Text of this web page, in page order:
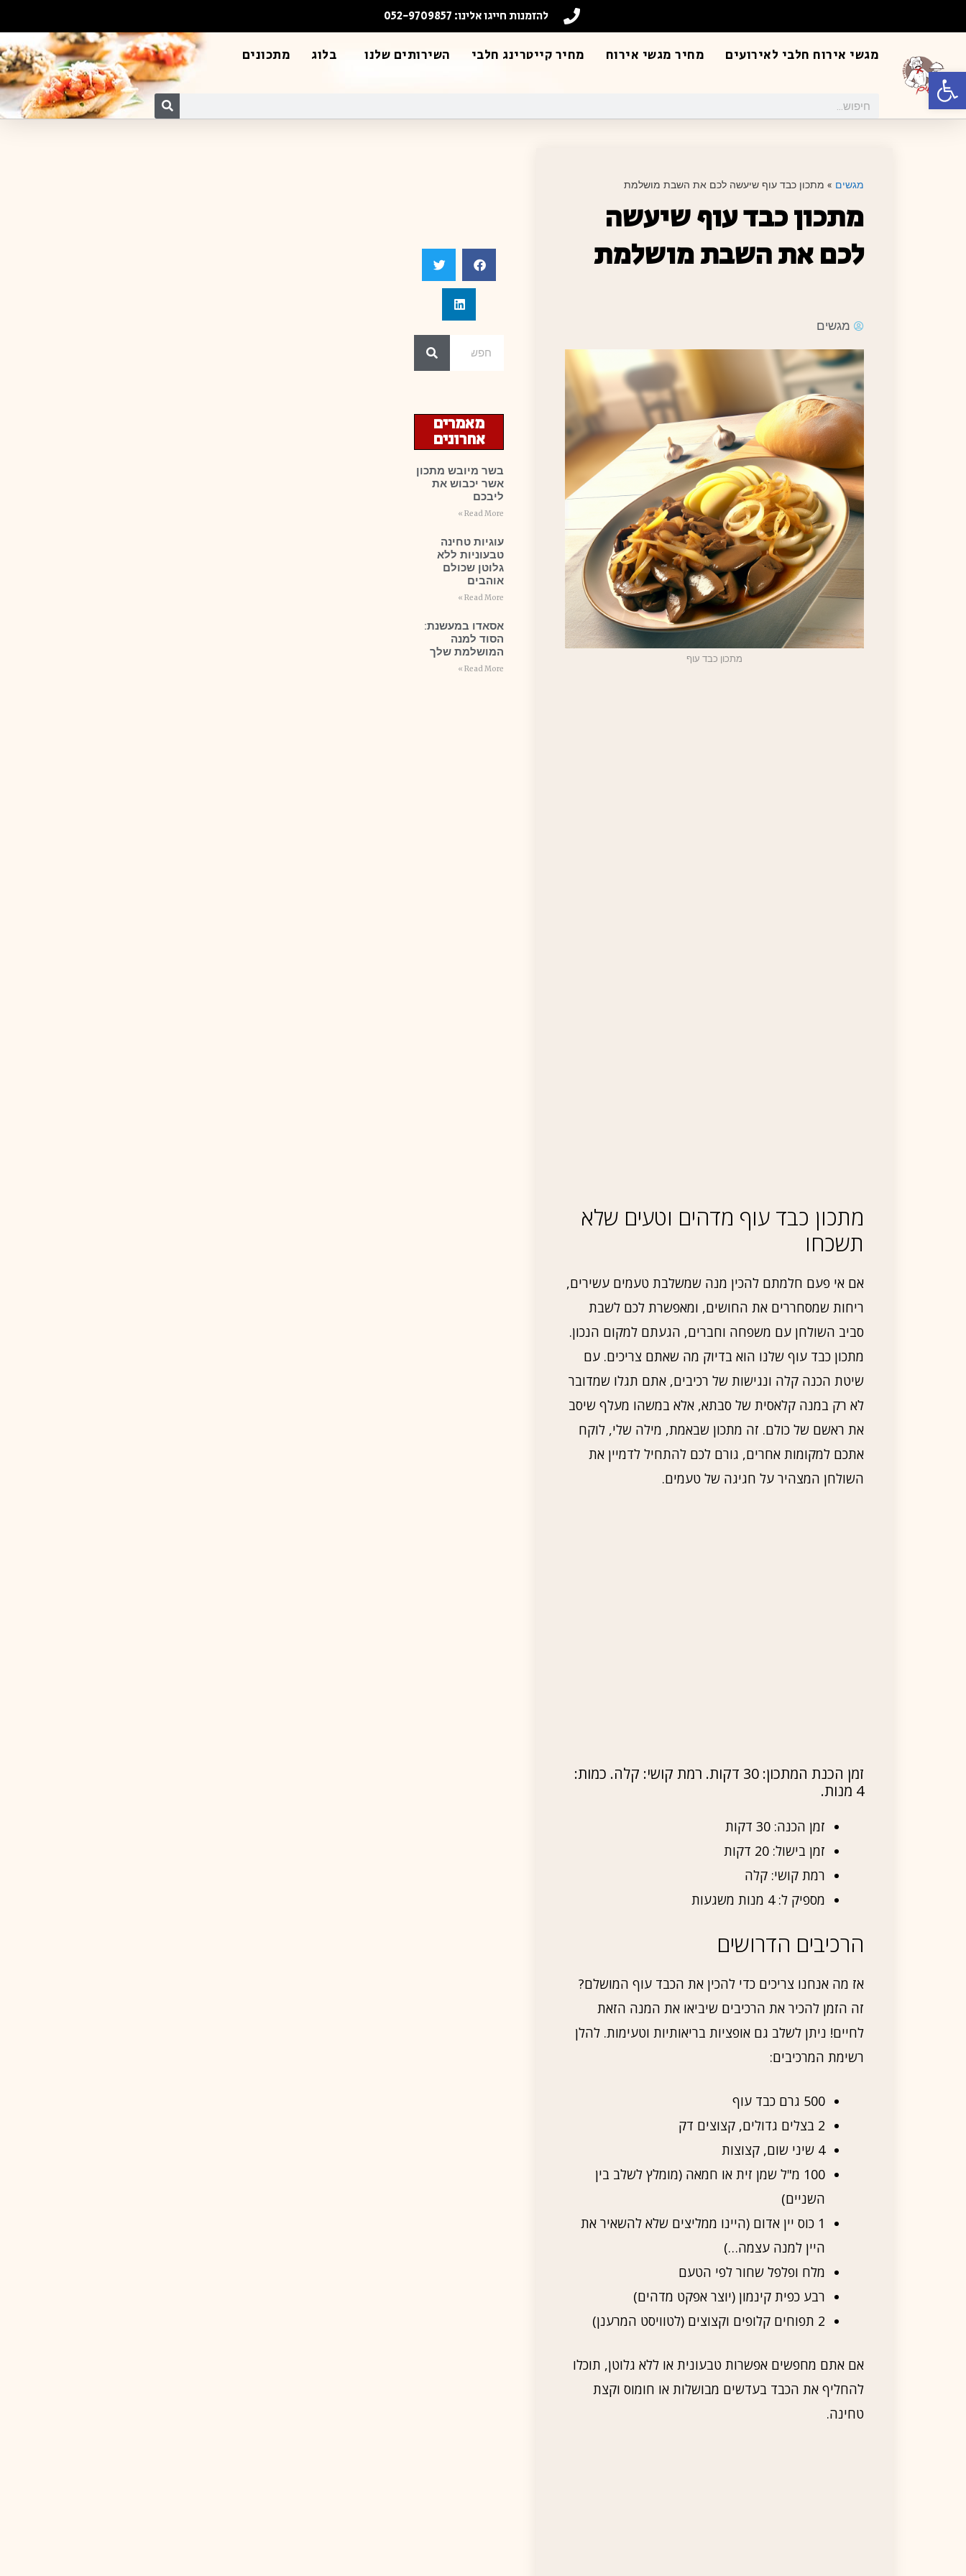
פתח סרגל נגישות
להזמנות חייגו אלינו: 052-9709857
מגשי אירוח חלבי לאירועים מחיר מגשי אירוח מחיר קייטרינג חלבי השירותים שלנו בלוג מתכונים
מגשים » מתכון כבד עוף שיעשה לכם את השבת מושלמת
מתכון כבד עוף שיעשה
לכם את השבת מושלמת
מגשים
מתכון כבד עוף
מתכון כבד עוף מדהים וטעים שלא
תשכחו
אם אי פעם חלמתם להכין מנה שמשלבת טעמים עשירים,
ריחות שמסחררים את החושים, ומאפשרת לכם לשבת
סביב השולחן עם משפחה וחברים, הגעתם למקום הנכון.
מתכון כבד עוף שלנו הוא בדיוק מה שאתם צריכים. עם
שיטת הכנה קלה ונגישות של רכיבים, אתם תגלו שמדובר
לא רק במנה קלאסית של סבתא, אלא במשהו מעלף שיסב
את ראשם של כולם. זה מתכון שבאמת, מילה שלי, לוקח
אתכם למקומות אחרים, גורם לכם להתחיל לדמיין את
השולחן המצהיר על חגיגה של טעמים.
זמן הכנת המתכון: 30 דקות. רמת קושי: קלה. כמות:
4 מנות.
זמן הכנה: 30 דקות
זמן בישול: 20 דקות
רמת קושי: קלה
מספיק ל: 4 מנות משגעות
הרכיבים הדרושים
אז מה אנחנו צריכים כדי להכין את הכבד עוף המושלם?
זה הזמן להכיר את הרכיבים שיביאו את המנה הזאת
לחיים! ניתן לשלב גם אופציות בריאותיות וטעימות. להלן
רשימת המרכיבים:
500 גרם כבד עוף
2 בצלים גדולים, קצוצים דק
4 שיני שום, קצוצות
100 מ"ל שמן זית או חמאה (מומלץ לשלב בין
השניים)
1 כוס יין אדום (היינו ממליצים שלא להשאיר את
היין למנה עצמה…)
מלח ופלפל שחור לפי הטעם
רבע כפית קינמון (יוצר אפקט מדהים)
2 תפוחים קלופים וקצוצים (לטוויסט המרענן)
אם אתם מחפשים אפשרות טבעונית או ללא גלוטן, תוכלו
להחליף את הכבד בעדשים מבושלות או חומוס וקצת
טחינה.
מאמרים
אחרונים
בשר מיובש מתכון
אשר יכבוש את
ליבכם
Read More »
עוגיות טחינה
טבעוניות ללא
גלוטן שכולם
אוהבים
Read More »
אסאדו במעשנת:
הסוד למנה
המושלמת שלך
Read More »